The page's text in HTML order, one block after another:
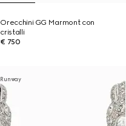
Orecchini GG Marmont con
cristalli
€ 750
Runway